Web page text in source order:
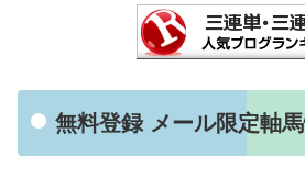
無料登録 メール限定軸